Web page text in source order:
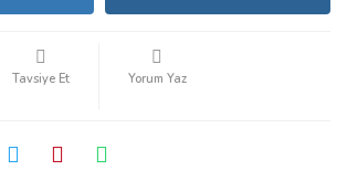
Tavsiye Et Yorum Yaz